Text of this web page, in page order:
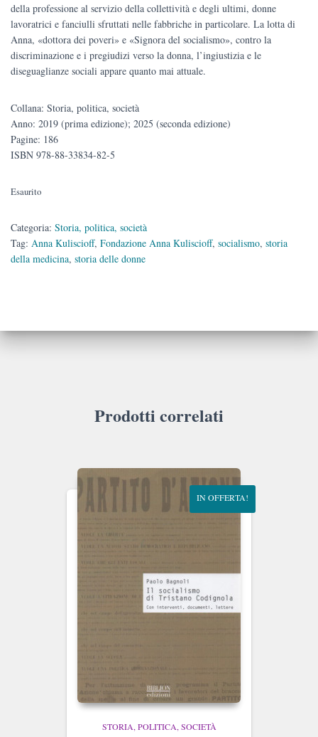
della professione al servizio della collettività e degli ultimi, donne
lavoratrici e fanciulli sfruttati nelle fabbriche in particolare. La lotta di
Anna, «dottora dei poveri» e «Signora del socialismo», contro la
discriminazione e i pregiudizi verso la donna, l’ingiustizia e le
diseguaglianze sociali appare quanto mai attuale.
Collana: Storia, politica, società
Anno: 2019 (prima edizione); 2025 (seconda edizione)
Pagine: 186
ISBN 978-88-33834-82-5
Esaurito
Categoria: Storia, politica, società
Tag: Anna Kuliscioff, Fondazione Anna Kuliscioff, socialismo, storia
della medicina, storia delle donne
Prodotti correlati
IN OFFERTA!
STORIA, POLITICA, SOCIETÀ